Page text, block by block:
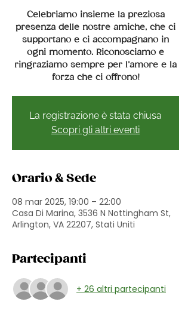
Celebriamo insieme la preziosa
presenza delle nostre amiche, che ci
supportano e ci accompagnano in
ogni momento. Riconosciamo e
ringraziamo sempre per l’amore e la
forza che ci offrono!
La registrazione è stata chiusa
Scopri gli altri eventi
Orario & Sede
08 mar 2025, 19:00 – 22:00
Casa Di Marina, 3536 N Nottingham St,
Arlington, VA 22207, Stati Uniti
Partecipanti
+ 26 altri partecipanti